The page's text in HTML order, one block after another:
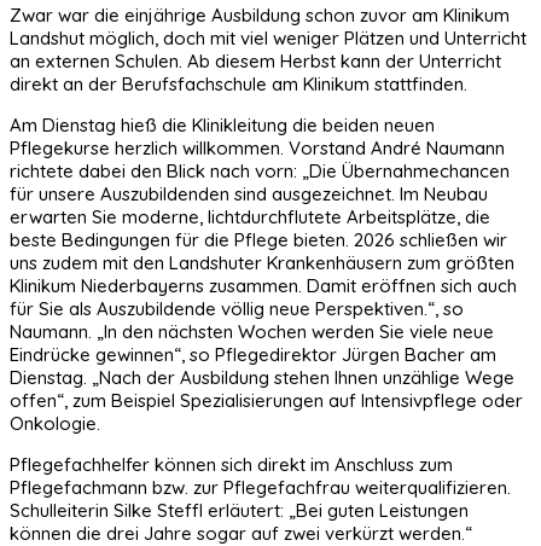
Zwar war die einjährige Ausbildung schon zuvor am Klinikum
Landshut möglich, doch mit viel weniger Plätzen und Unterricht
an externen Schulen. Ab diesem Herbst kann der Unterricht
direkt an der Berufsfachschule am Klinikum stattfinden.
Am Dienstag hieß die Klinikleitung die beiden neuen
Pflegekurse herzlich willkommen. Vorstand André Naumann
richtete dabei den Blick nach vorn: „Die Übernahmechancen
für unsere Auszubildenden sind ausgezeichnet. Im Neubau
erwarten Sie moderne, lichtdurchflutete Arbeitsplätze, die
beste Bedingungen für die Pflege bieten. 2026 schließen wir
uns zudem mit den Landshuter Krankenhäusern zum größten
Klinikum Niederbayerns zusammen. Damit eröffnen sich auch
für Sie als Auszubildende völlig neue Perspektiven.“, so
Naumann. „In den nächsten Wochen werden Sie viele neue
Eindrücke gewinnen“, so Pflegedirektor Jürgen Bacher am
Dienstag. „Nach der Ausbildung stehen Ihnen unzählige Wege
offen“, zum Beispiel Spezialisierungen auf Intensivpflege oder
Onkologie.
Pflegefachhelfer können sich direkt im Anschluss zum
Pflegefachmann bzw. zur Pflegefachfrau weiterqualifizieren.
Schulleiterin Silke Steffl erläutert: „Bei guten Leistungen
können die drei Jahre sogar auf zwei verkürzt werden.“